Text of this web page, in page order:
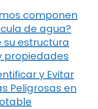
componen
de agua?
su estructura
propiedades
y Evitar
Peligrosas en